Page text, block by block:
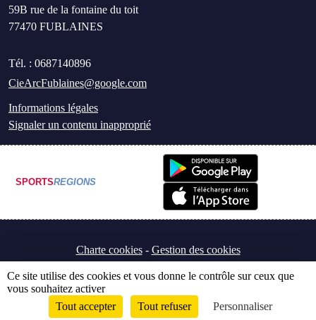
59B rue de la fontaine du toit
77470 FUBLAINES
Tél. : 0687140896
CieArcFublaines@google.com
Informations légales
Signaler un contenu inapproprié
SPORTSREGIONS
Charte cookies Gestion des cookies
Envie de participer ? Connexion
Ce site utilise des cookies et vous donne le contrôle sur ceux que
vous souhaitez activer
Tout accepter
Tout refuser Personnaliser